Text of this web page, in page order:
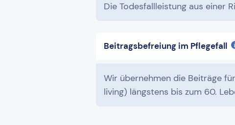
Die Todesfallleistung aus einer
Beitragsbefreiung im Pflegefall
Wir übernehmen die Beiträge
living) längstens bis zum 60.